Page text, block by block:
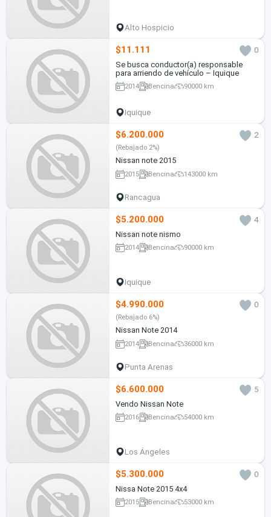
Alto Hospicio
$11.111
0
Se busca conductor(a) responsable
para arriendo de vehículo – Iquique
2014 Bencina 90000 km
Iquique
$6.200.000 2
(Rebajado 2%)
Nissan note 2015
2015 Bencina 143000 km
Rancagua
$5.200.000
4
Nissan note nismo
2014 Bencina 90000 km
Iquique
$4.990.000 0
(Rebajado 6%)
Nissan Note 2014
2014 Bencina 36000 km
Punta Arenas
$6.600.000
5
Vendo Nissan Note
2016 Bencina 54000 km
Los Ángeles
$5.300.000
0
Nissa Note 2015 4x4
2015 Bencina 53000 km